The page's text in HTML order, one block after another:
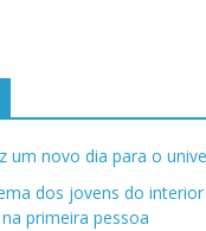
um novo dia para o
dos jovens do
primeira pessoa